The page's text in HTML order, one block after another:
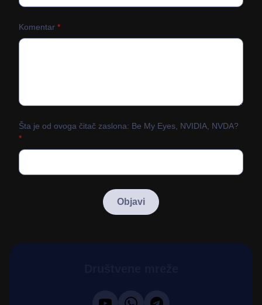
Komentar *
Šta je od ovoga čitač zaslona: Be My Eyes, NVIDIA, NVDA?
*